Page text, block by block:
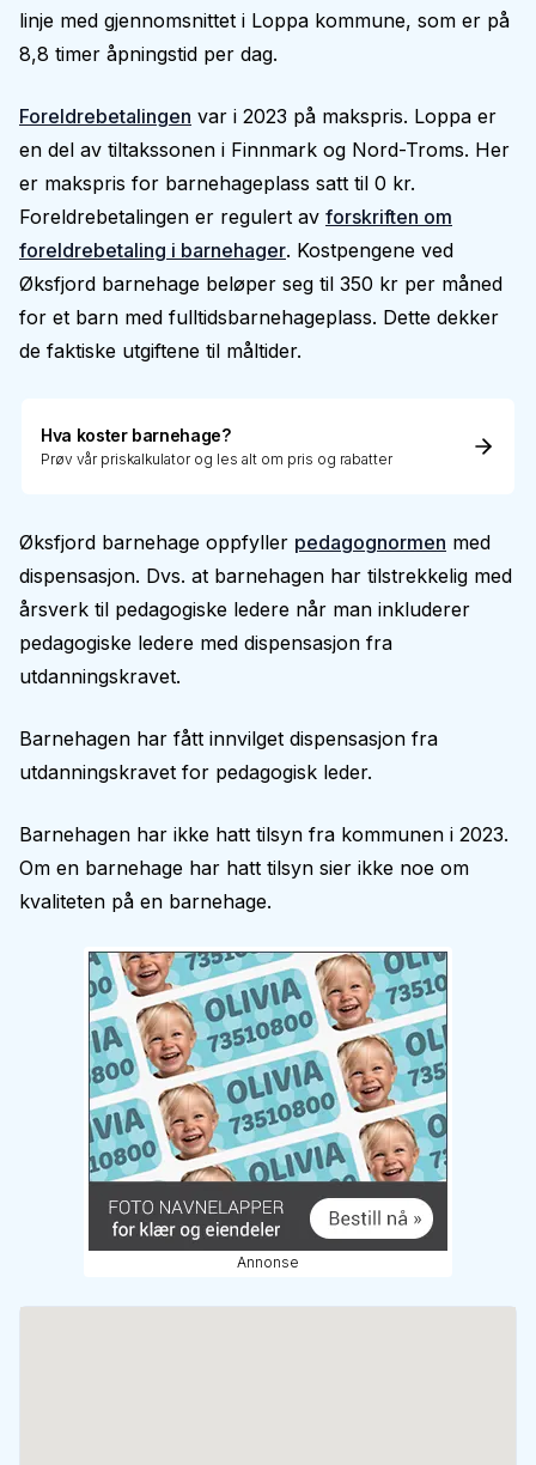
linje med gjennomsnittet i Loppa kommune, som er på
8,8 timer åpningstid per dag.
Foreldrebetalingen var i 2023 på makspris. Loppa er
en del av tiltakssonen i Finnmark og Nord-Troms. Her
er makspris for barnehageplass satt til 0 kr.
Foreldrebetalingen er regulert av forskriften om
foreldrebetaling i barnehager. Kostpengene ved
Øksfjord barnehage beløper seg til 350 kr per måned
for et barn med fulltidsbarnehageplass. Dette dekker
de faktiske utgiftene til måltider.
Hva koster barnehage?
Prøv vår priskalkulator og les alt om pris og rabatter
Øksfjord barnehage oppfyller pedagognormen med
dispensasjon. Dvs. at barnehagen har tilstrekkelig med
årsverk til pedagogiske ledere når man inkluderer
pedagogiske ledere med dispensasjon fra
utdanningskravet.
Barnehagen har fått innvilget dispensasjon fra
utdanningskravet for pedagogisk leder.
Barnehagen har ikke hatt tilsyn fra kommunen i 2023.
Om en barnehage har hatt tilsyn sier ikke noe om
kvaliteten på en barnehage.
Annonse